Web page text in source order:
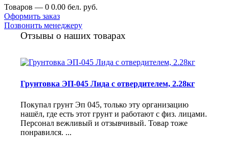
Товаров — 0 0.00 бел. руб.
Оформить заказ
Позвонить менеджеру
Отзывы о наших товарах
Грунтовка ЭП-045 Лида с отвердителем, 2.28кг
Покупал грунт Эп 045, только эту организацию
нашёл, где есть этот грунт и работают с физ. лицами.
Персонал вежливый и отзывчивый. Товар тоже
понравился. ...